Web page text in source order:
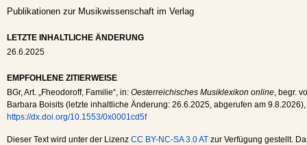
Publikationen zur Musikwissenschaft im Verlag
LETZTE INHALTLICHE ÄNDERUNG
26.6.2025
EMPFOHLENE ZITIERWEISE
BGr, Art. „Fheodoroff, Familie“, in: Oesterreichisches Musiklexikon online, begr.
Barbara Boisits (letzte inhaltliche Änderung: 26.6.2025, abgerufen am 9.8.2026),
https://dx.doi.org/10.1553/0x0001cd5f
Dieser Text wird unter der Lizenz CC BY-NC-SA 3.0 AT zur Verfügung gestellt.